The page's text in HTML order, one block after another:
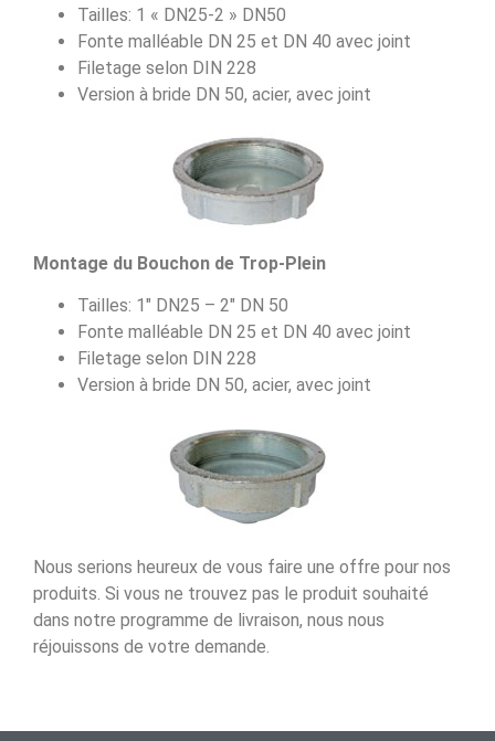
Tailles: 1 « DN25-2 » DN50
Fonte malléable DN 25 et DN 40 avec joint
Filetage selon DIN 228
Version à bride DN 50, acier, avec joint
Montage du Bouchon de Trop-Plein
Tailles: 1″ DN25 – 2″ DN 50
Fonte malléable DN 25 et DN 40 avec joint
Filetage selon DIN 228
Version à bride DN 50, acier, avec joint
Nous serions heureux de vous faire une offre pour nos
produits. Si vous ne trouvez pas le produit souhaité
dans notre programme de livraison, nous nous
réjouissons de votre demande.